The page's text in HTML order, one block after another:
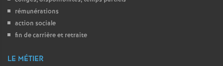
rémunérations
action sociale
fin de carrière et retraite
LE MÉTIER